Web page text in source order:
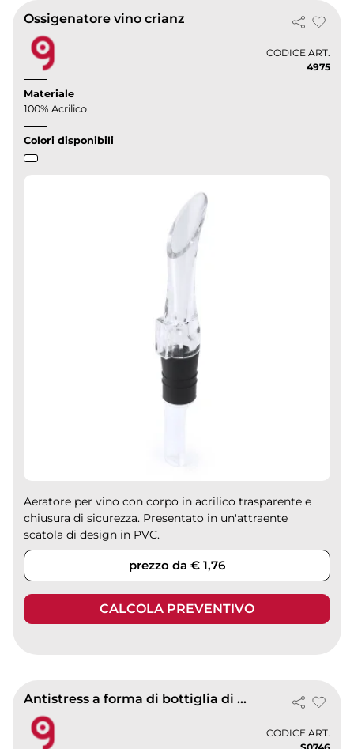
Ossigenatore vino crianz
CODICE ART.
4975
Materiale
100% Acrilico
Colori disponibili
Aeratore per vino con corpo in acrilico trasparente e
chiusura di sicurezza. Presentato in un'attraente
scatola di design in PVC.
prezzo da € 1,76
CALCOLA PREVENTIVO
Antistress a forma di bottiglia di vino in poliuretano 34g
CODICE ART.